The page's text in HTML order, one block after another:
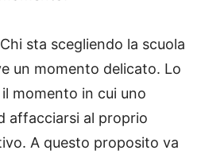
sta scegliendo la scuola
un momento delicato. Lo
momento in cui uno
affacciarsi al proprio
A questo proposito va